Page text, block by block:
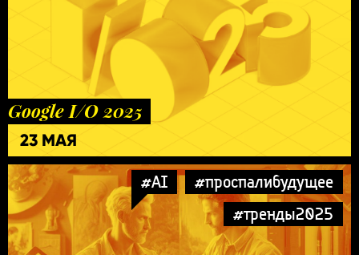
Google I/O 2025
23 МАЯ
#AI
#проспалибудущее
#тренды2025